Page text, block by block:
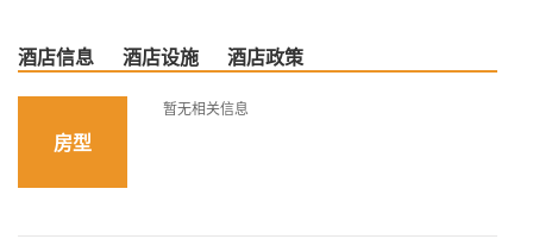
酒店信息 酒店设施 酒店政策
房型
暂无相关信息